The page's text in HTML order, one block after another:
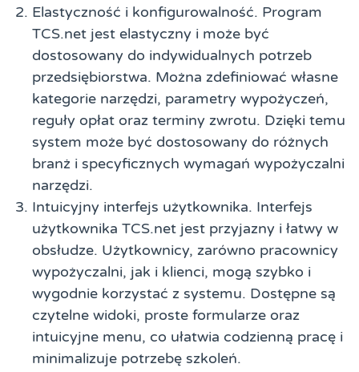
Elastyczność i konfigurowalność. Program
TCS.net jest elastyczny i może być
dostosowany do indywidualnych potrzeb
przedsiębiorstwa. Można zdefiniować własne
kategorie narzędzi, parametry wypożyczeń,
reguły opłat oraz terminy zwrotu. Dzięki temu
system może być dostosowany do różnych
branż i specyficznych wymagań wypożyczalni
narzędzi.
Intuicyjny interfejs użytkownika. Interfejs
użytkownika TCS.net jest przyjazny i łatwy w
obsłudze. Użytkownicy, zarówno pracownicy
wypożyczalni, jak i klienci, mogą szybko i
wygodnie korzystać z systemu. Dostępne są
czytelne widoki, proste formularze oraz
intuicyjne menu, co ułatwia codzienną pracę i
minimalizuje potrzebę szkoleń.